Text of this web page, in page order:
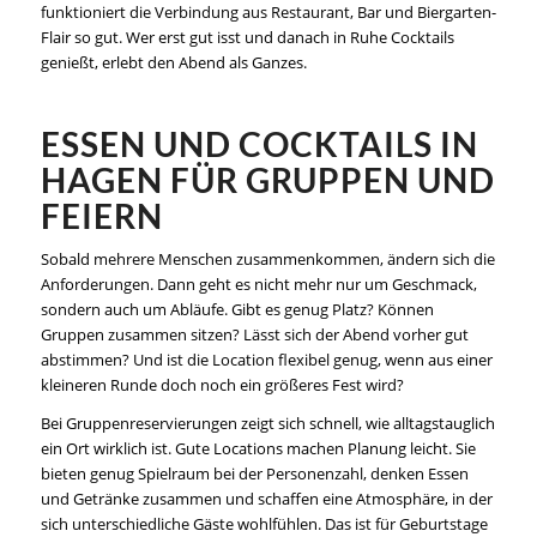
funktioniert die Verbindung aus Restaurant, Bar und Biergarten-
Flair so gut. Wer erst gut isst und danach in Ruhe Cocktails
genießt, erlebt den Abend als Ganzes.
ESSEN UND COCKTAILS IN
HAGEN FÜR GRUPPEN UND
FEIERN
Sobald mehrere Menschen zusammenkommen, ändern sich die
Anforderungen. Dann geht es nicht mehr nur um Geschmack,
sondern auch um Abläufe. Gibt es genug Platz? Können
Gruppen zusammen sitzen? Lässt sich der Abend vorher gut
abstimmen? Und ist die Location flexibel genug, wenn aus einer
kleineren Runde doch noch ein größeres Fest wird?
Bei Gruppenreservierungen zeigt sich schnell, wie alltagstauglich
ein Ort wirklich ist. Gute Locations machen Planung leicht. Sie
bieten genug Spielraum bei der Personenzahl, denken Essen
und Getränke zusammen und schaffen eine Atmosphäre, in der
sich unterschiedliche Gäste wohlfühlen. Das ist für Geburtstage